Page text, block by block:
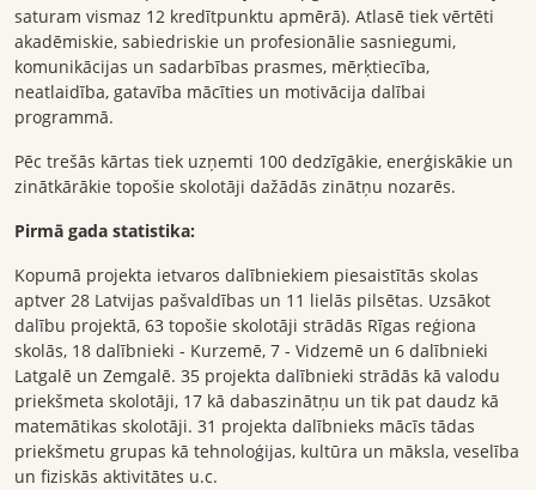
saturam vismaz 12 kredītpunktu apmērā). Atlasē tiek vērtēti
akadēmiskie, sabiedriskie un profesionālie sasniegumi,
komunikācijas un sadarbības prasmes, mērķtiecība,
neatlaidība, gatavība mācīties un motivācija dalībai
programmā.
Pēc trešās kārtas tiek uzņemti 100 dedzīgākie, enerģiskākie un
zinātkārākie topošie skolotāji dažādās zinātņu nozarēs.
Pirmā gada statistika:
Kopumā projekta ietvaros dalībniekiem piesaistītās skolas
aptver 28 Latvijas pašvaldības un 11 lielās pilsētas. Uzsākot
dalību projektā, 63 topošie skolotāji strādās Rīgas reģiona
skolās, 18 dalībnieki - Kurzemē, 7 - Vidzemē un 6 dalībnieki
Latgalē un Zemgalē. 35 projekta dalībnieki strādās kā valodu
priekšmeta skolotāji, 17 kā dabaszinātņu un tik pat daudz kā
matemātikas skolotāji. 31 projekta dalībnieks mācīs tādas
priekšmetu grupas kā tehnoloģijas, kultūra un māksla, veselība
un fiziskās aktivitātes u.c.